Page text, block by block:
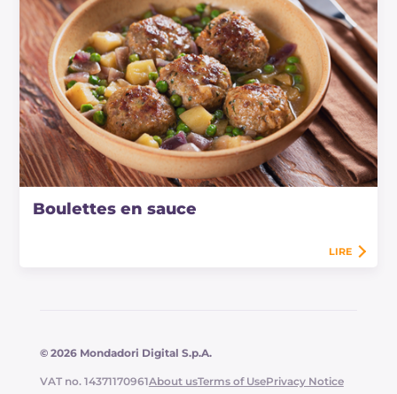
Boulettes en sauce
LIRE
© 2026 Mondadori Digital S.p.A.
VAT no. 14371170961About usTerms of UsePrivacy Notice